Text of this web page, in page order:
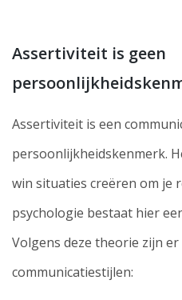
Assertiviteit is geen
Assertiviteit is een
persoonlijkheidskenmerk.
win situaties creëren om je
psychologie bestaat hier
Volgens deze theorie zijn er
communicatiestijlen: